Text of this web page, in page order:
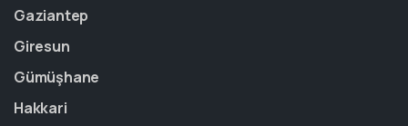
Gaziantep
Giresun
Gümüşhane
Hakkari